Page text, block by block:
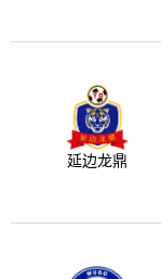
延边龙鼎